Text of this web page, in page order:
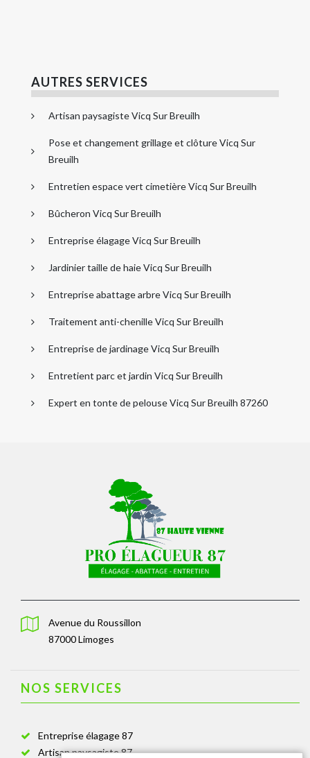
AUTRES SERVICES
Artisan paysagiste Vicq Sur Breuilh
Pose et changement grillage et clôture Vicq Sur
Breuilh
Entretien espace vert cimetière Vicq Sur Breuilh
Bûcheron Vicq Sur Breuilh
Entreprise élagage Vicq Sur Breuilh
Jardinier taille de haie Vicq Sur Breuilh
Entreprise abattage arbre Vicq Sur Breuilh
Traitement anti-chenille Vicq Sur Breuilh
Entreprise de jardinage Vicq Sur Breuilh
Entretient parc et jardin Vicq Sur Breuilh
Expert en tonte de pelouse Vicq Sur Breuilh 87260
Avenue du Roussillon
87000 Limoges
NOS SERVICES
Entreprise élagage 87
Artisan paysagiste 87